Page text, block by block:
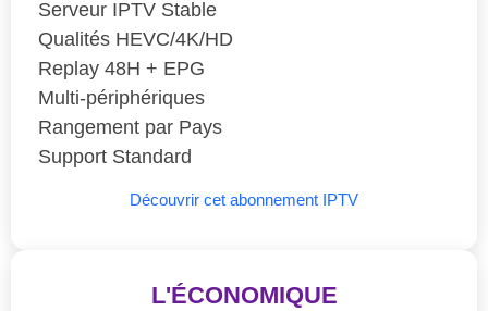
Serveur IPTV Stable
Qualités HEVC/4K/HD
Replay 48H + EPG
Multi-périphériques
Rangement par Pays
Support Standard
Découvrir cet abonnement IPTV
L'ÉCONOMIQUE